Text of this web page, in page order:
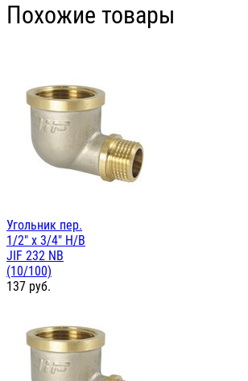
Похожие товары
Угольник пер.
1/2" х 3/4" Н/В
JIF 232 NB
(10/100)
137 руб.